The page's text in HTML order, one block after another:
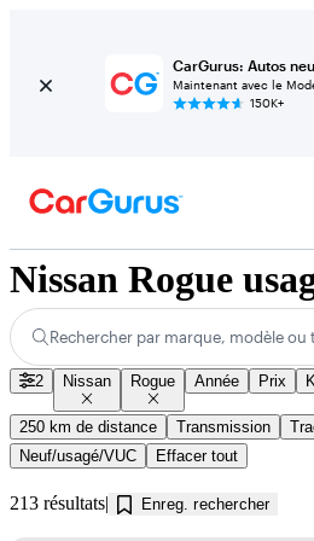
CarGurus: Autos
Maintenant avec le
150K+
Rechercher par marque, modèle ou
2 Nissan Rogue Année Prix
250 km de distance Transmission
Neuf/usagé/VUC
Effacer tout
213 résultats Enreg. rechercher